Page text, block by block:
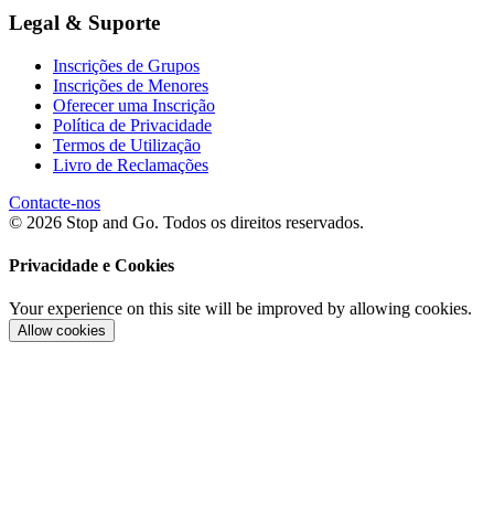
Legal & Suporte
Inscrições de Grupos
Inscrições de Menores
Oferecer uma Inscrição
Política de Privacidade
Termos de Utilização
Livro de Reclamações
Contacte-nos
© 2026 Stop and Go. Todos os direitos reservados.
Privacidade e Cookies
Your experience on this site will be improved by allowing cookies.
Allow cookies